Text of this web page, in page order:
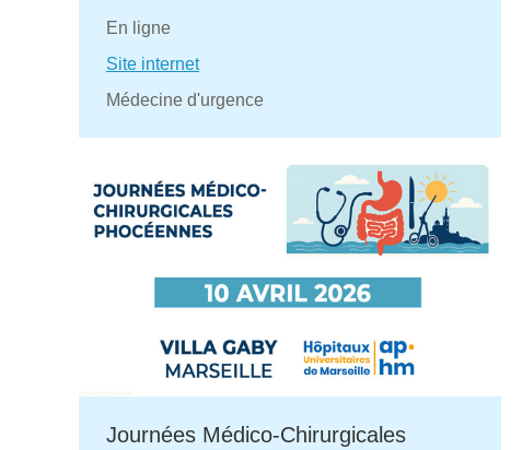
En ligne
Site internet
Médecine d'urgence
Journées Médico-Chirurgicales